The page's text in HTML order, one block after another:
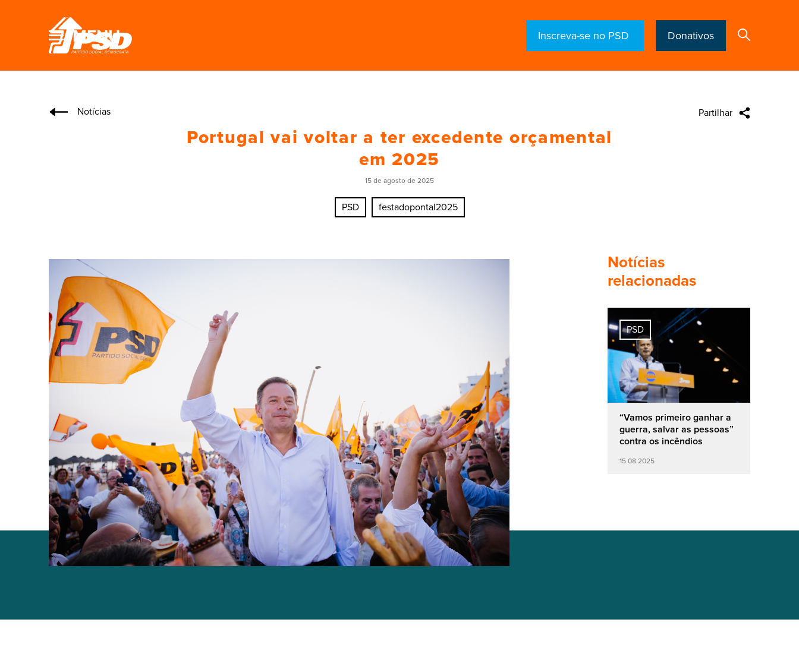
MENU Inscreva-se no PSD Donativos
Notícias Partilhar
Portugal vai voltar a ter excedente orçamental
em 2025
15 de agosto de 2025
PSD festadopontal2025
Notícias
relacionadas
PSD
“Vamos primeiro ganhar a
guerra, salvar as pessoas”
contra os incêndios
15 08 2025